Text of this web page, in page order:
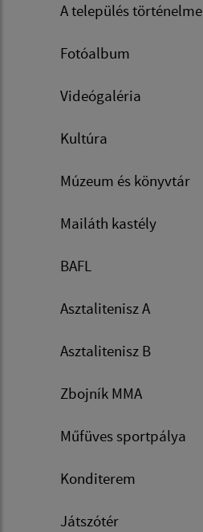
A település történelme
Fotóalbum
Videógaléria
Kultúra
Múzeum és könyvtár
Mailáth kastély
BAFL
Asztalitenisz A
Asztalitenisz B
Zbojník MMA
Műfüves sportpálya
Konditerem
Játszótér